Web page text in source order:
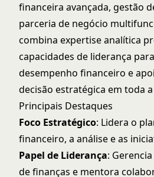
financeira avançada, gestão
parceria de negócio
combina expertise analítica
capacidades de liderança
desempenho financeiro e
decisão estratégica em toda
Principais Destaques
Foco Estratégico: Lidera o
financeiro, a análise e as
Papel de Liderança:
de finanças e mentora